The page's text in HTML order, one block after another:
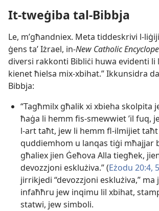
It-tweġiba tal-Bibbja
Le, m’għandniex. Meta tiddeskrivi l-
ġens taʼ Iżrael, in-New Catholic
diversi rakkonti Bibliċi huwa evidenti li
kienet ħielsa mix-xbihat.” Ikkunsidra
Bibbja:
“Tagħmilx għalik xi xbieha skolpita
ħaġa li hemm fis-smewwiet ’il fuq,
l-art taħt, jew li hemm fl-ilmijiet
quddiemhom u lanqas tiġi mħajjar
għaliex jien Ġeħova Alla tiegħek,
devozzjoni esklużiva.” (Eżodu 20:4, 5
jirrikjedi “devozzjoni esklużiva,”
infaħħru jew inqimu lil xbihat,
statwi, jew simboli.